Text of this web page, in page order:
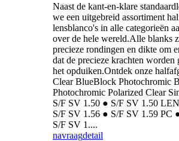
Naast de kant-en-klare
we een uitgebreid assortiment
lensblanco's in alle categorieën
over de hele wereld.Alle blanks
precieze rondingen en dikte om
dat de precieze krachten worden
het opduiken.Ontdek onze
Clear BlueBlock Photochromic
Photochromic Polarized Clear
S/F SV 1.50 ● S/F SV 1.50
S/F SV 1.56 ● S/F SV 1.59 PC
S/F SV 1....
navraagdetail